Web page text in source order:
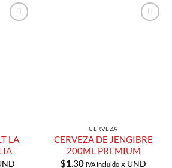
LA
CERVEZA
CERVEZA DE JENGIBRE
200ML PREMIUM
$1.30 IVA Incluido x UND